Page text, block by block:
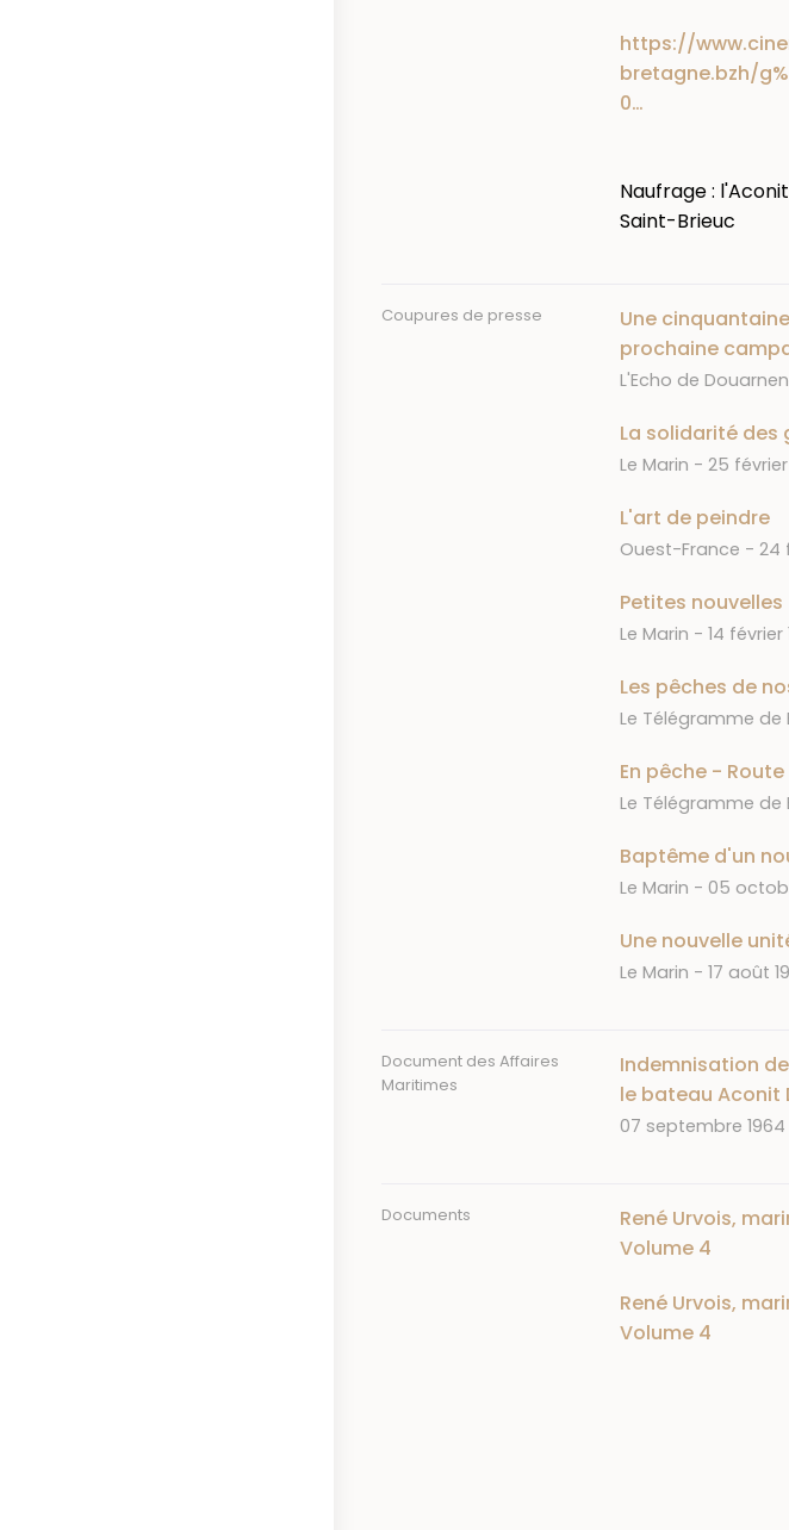
https://
bretagne.bzh/
0…
Naufrage :
Saint-Brieuc
Coupures de presse
Une
prochaine
Journal
L'Echo de
La solidarité des
Journal
Le Marin Date
25 février
L'art de peindre
Journal
Ouest-France 24
Petites nouvelles
Journal
Le Marin Date
14 février
Les pêches de
Journal
Le Télégramme de
En pêche -
Journal
Le Télégramme de
Baptême d'un
Journal
Le Marin Date
05
Une nouvelle
Journal
Le Marin Date
17 août
Document des Affaires
Maritimes
Indemnisation
le bateau Aconit
Date
07 septembre 1964
Documents
René Urvois,
Volume 4
René Urvois,
Volume 4